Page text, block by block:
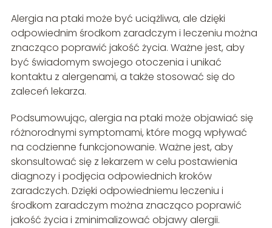
Alergia na ptaki może być uciążliwa, ale dzięki
odpowiednim środkom zaradczym i leczeniu można
znacząco poprawić jakość życia. Ważne jest, aby
być świadomym swojego otoczenia i unikać
kontaktu z alergenami, a także stosować się do
zaleceń lekarza.
Podsumowując, alergia na ptaki może objawiać się
różnorodnymi symptomami, które mogą wpływać
na codzienne funkcjonowanie. Ważne jest, aby
skonsultować się z lekarzem w celu postawienia
diagnozy i podjęcia odpowiednich kroków
zaradczych. Dzięki odpowiedniemu leczeniu i
środkom zaradczym można znacząco poprawić
jakość życia i zminimalizować objawy alergii.